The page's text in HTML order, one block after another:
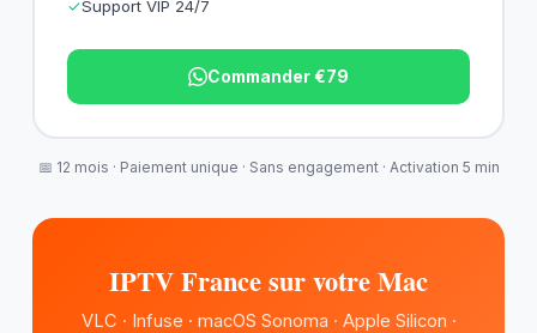
✓Support VIP 24/7
Commander €79
📅 12 mois · Paiement unique · Sans engagement · Activation 5 min
IPTV France sur votre Mac
VLC · Infuse · macOS Sonoma · Apple Silicon ·